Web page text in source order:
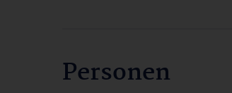
Personen